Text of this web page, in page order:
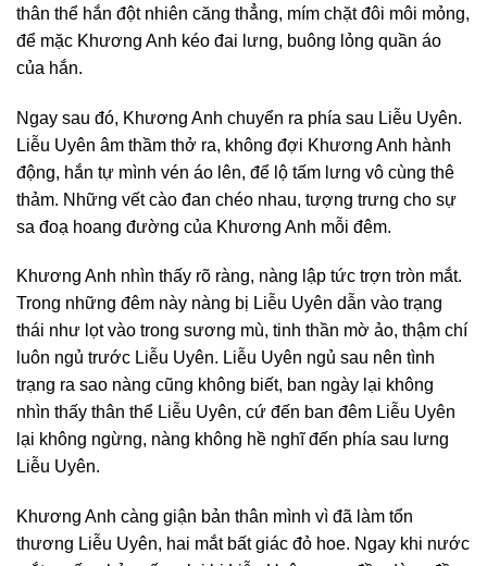
thân thể hắn đột nhiên căng thẳng, mím chặt đôi môi mỏng,
để mặc Khương Anh kéo đai lưng, buông lỏng quần áo
của hắn.
Ngay sau đó, Khương Anh chuyển ra phía sau Liễu Uyên.
Liễu Uyên âm thầm thở ra, không đợi Khương Anh hành
động, hắn tự mình vén áo lên, để lộ tấm lưng vô cùng thê
thảm. Những vết cào đan chéo nhau, tượng trưng cho sự
sa đoạ hoang đường của Khương Anh mỗi đêm.
Khương Anh nhìn thấy rõ ràng, nàng lập tức trợn tròn mắt.
Trong những đêm này nàng bị Liễu Uyên dẫn vào trạng
thái như lọt vào trong sương mù, tinh thần mờ ảo, thậm chí
luôn ngủ trước Liễu Uyên. Liễu Uyên ngủ sau nên tình
trạng ra sao nàng cũng không biết, ban ngày lại không
nhìn thấy thân thể Liễu Uyên, cứ đến ban đêm Liễu Uyên
lại không ngừng, nàng không hề nghĩ đến phía sau lưng
Liễu Uyên.
Khương Anh càng giận bản thân mình vì đã làm tổn
thương Liễu Uyên, hai mắt bất giác đỏ hoe. Ngay khi nước